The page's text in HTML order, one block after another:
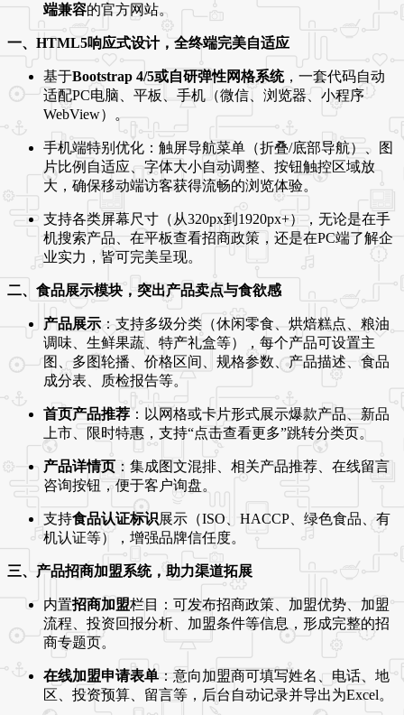
端兼容的官方网站。
一、HTML5响应式设计，全终端完美自适应
基于Bootstrap 4/5或自研弹性网格系统，一套代码自动
适配PC电脑、平板、手机（微信、浏览器、小程序
WebView）。
手机端特别优化：触屏导航菜单（折叠/底部导航）、图
片比例自适应、字体大小自动调整、按钮触控区域放
大，确保移动端访客获得流畅的浏览体验。
支持各类屏幕尺寸（从320px到1920px+），无论是在手
机搜索产品、在平板查看招商政策，还是在PC端了解企
业实力，皆可完美呈现。
二、食品展示模块，突出产品卖点与食欲感
产品展示 ：支持多级分类（休闲零食、烘焙糕点、粮油
调味、生鲜果蔬、特产礼盒等），每个产品可设置主
图、多图轮播、价格区间、规格参数、产品描述、食品
成分表、质检报告等。
首页产品推荐：以网格或卡片形式展示爆款产品、新品
上市、限时特惠，支持“点击查看更多”跳转分类页。
产品详情页：集成图文混排、相关产品推荐、在线留言
咨询按钮，便于客户询盘。
支持食品认证标识展示（ISO、HACCP、绿色食品、有
机认证等），增强品牌信任度。
三、产品招商加盟系统，助力渠道拓展
内置招商加盟栏目：可发布招商政策、加盟优势、加盟
流程、投资回报分析、加盟条件等信息，形成完整的招
商专题页。
在线加盟申请表单：意向加盟商可填写姓名、电话、地
区、投资预算、留言等，后台自动记录并导出为Excel。